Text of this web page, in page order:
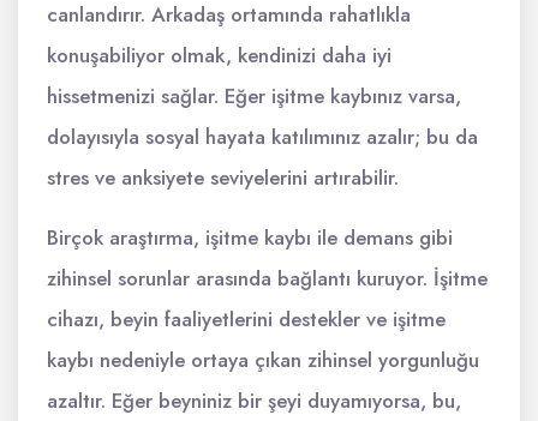
canlandırır. Arkadaş ortamında rahatlıkla
konuşabiliyor olmak, kendinizi daha iyi
hissetmenizi sağlar. Eğer işitme kaybınız varsa,
dolayısıyla sosyal hayata katılımınız azalır; bu da
stres ve anksiyete seviyelerini artırabilir.
Birçok araştırma, işitme kaybı ile demans gibi
zihinsel sorunlar arasında bağlantı kuruyor. İşitme
cihazı, beyin faaliyetlerini destekler ve işitme
kaybı nedeniyle ortaya çıkan zihinsel yorgunluğu
azaltır. Eğer beyniniz bir şeyi duyamıyorsa, bu,